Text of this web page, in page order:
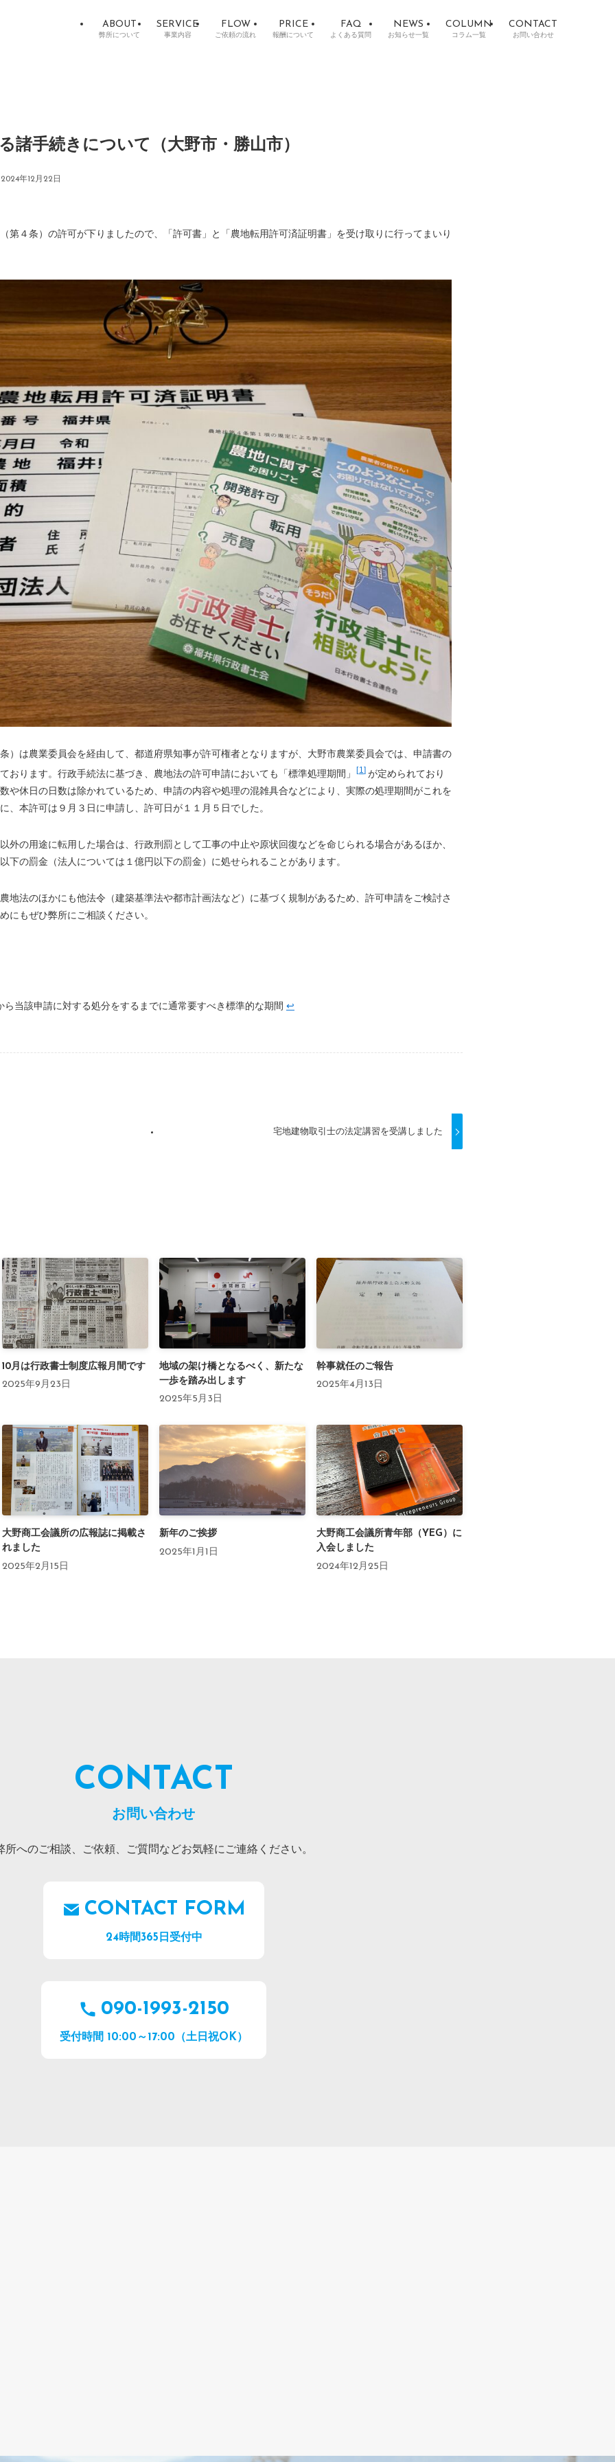
ABOUT
弊所について
SERVICE
事業内容
FLOW
ご依頼の流れ
PRICE
報酬について
FAQ
よくある質問
NEWS
お知らせ一覧
COLUMN
コラム一覧
CONTACT
お問い合わせ
諸手続きについて（大野市・勝山市）
2024年12月22日
第４条）の許可が下りましたので、「許可書」と「農地転用許可済証明書」を受け取りに行ってまいり
）は農業委員会を経由して、都道府県知事が許可権者となりますが、大野市農業委員会では、申請書の
おります。行政手続法に基づき、農地法の許可申請においても「標準処理期間」 1 が定められており
や休日の日数は除かれているため、申請の内容や処理の混雑具合などにより、実際の処理期間がこれを
、本許可は９月３日に申請し、許可日が１１月５日でした。
外の用途に転用した場合は、行政刑罰として工事の中止や原状回復などを命じられる場合があるほか、
下の罰金（法人については１億円以下の罰金）に処せられることがあります。
地法のほかにも他法令（建築基準法や都市計画法など）に基づく規制があるため、許可申請をご検討さ
にもぜひ弊所にご相談ください。
当該申請に対する処分をするまでに通常要すべき標準的な期間 ↩︎
宅地建物取引士の法定講習を受講しました
10月は行政書士制度広報月間です
2025年9月23日
地域の架け橋となるべく、新たな
一歩を踏み出します
2025年5月3日
幹事就任のご報告
2025年4月13日
大野商工会議所の広報誌に掲載さ
れました
2025年2月15日
新年のご挨拶
2025年1月1日
大野商工会議所青年部（YEG）に
入会しました
2024年12月25日
CONTACT
お問い合わせ
所へのご相談、ご依頼、ご質問などお気軽にご連絡ください。
CONTACT FORM
24時間365日受付中
090-1993-2150
受付時間 10:00～17:00（土日祝OK）